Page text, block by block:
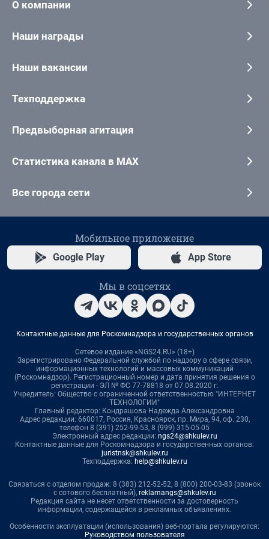
О компании
Наши награды
Наши вакансии
Техподдержка
Предвыборная агитация
Статистика канала в MAX
Все города сети
Мобильное приложение
Google Play App Store
Мы в соцсетях
Контактные данные для Роскомнадзора и государственных органов
Сетевое издание «NGS24.RU» (18+)
Зарегистрировано Федеральной службой по надзору в сфере связи,
информационных технологий и массовых коммуникаций
(Роскомнадзор). Регистрационный номер и дата принятия решения о
регистрации - ЭЛ № ФС 77-78818 от 07.08.2020 г.
Учредитель: Общество с ограниченной ответственностью "ИНТЕРНЕТ
ТЕХНОЛОГИИ"
Главный редактор: Кондрашова Надежда Александровна
Адрес редакции: 660017, Россия, Красноярск, пр. Мира, 94, оф. 230,
телефон 8 (391) 252-99-53, 8 (999) 315-05-05
Электронный адрес редакции: ngs24@shkulev.ru
Контактные данные для Роскомнадзора и государственных органов:
juristnsk@shkulev.ru
Техподдержка: help@shkulev.ru
Связаться с отделом продаж: 8 (383) 212-52-52, 8 (800) 200-03-83 (звонок
с сотового бесплатный), reklamangs@shkulev.ru
Редакция сайта не несет ответственности за достоверность
информации, содержащейся в рекламных объявлениях.
Особенности эксплуатации (использования) веб-портала регулируются:
Руководством пользователя